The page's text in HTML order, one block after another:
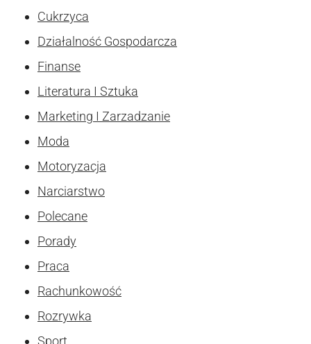
Cukrzyca
Działalność Gospodarcza
Finanse
Literatura I Sztuka
Marketing I Zarzadzanie
Moda
Motoryzacja
Narciarstwo
Polecane
Porady
Praca
Rachunkowość
Rozrywka